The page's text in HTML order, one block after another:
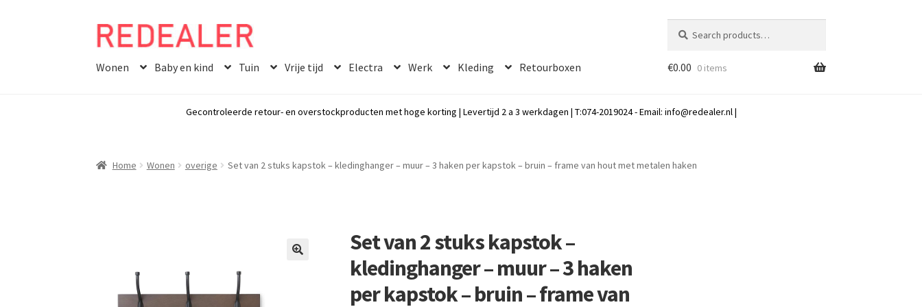
Skip
navigation
Skip
content
for:
Wonen Baby en kind Tuin Vrije tijd Electra Werk Kleding Retourboxen €0.00 0 items
Gecontroleerde retour- en overstockproducten met hoge korting | Levertijd 2 a 3 werkdagen | T:074-2019024 - Email: info@redealer.nl|
Home Wonen overige Set van 2 stuks kapstok – kledinghanger – muur – 3 haken per kapstok – bruin – frame van hout met metalen haken
Set van 2 stuks kapstok –
kledinghanger – muur – 3 haken
per kapstok – bruin – frame van